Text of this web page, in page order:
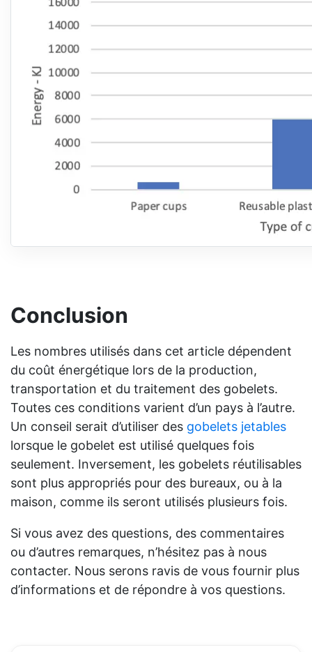
Conclusion
Les nombres utilisés dans cet article dépendent
du coût énergétique lors de la production,
transportation et du traitement des gobelets.
Toutes ces conditions varient d’un pays à l’autre.
Un conseil serait d’utiliser des gobelets jetables
lorsque le gobelet est utilisé quelques fois
seulement. Inversement, les gobelets réutilisables
sont plus appropriés pour des bureaux, ou à la
maison, comme ils seront utilisés plusieurs fois.
Si vous avez des questions, des commentaires
ou d’autres remarques, n’hésitez pas à nous
contacter. Nous serons ravis de vous fournir plus
d’informations et de répondre à vos questions.